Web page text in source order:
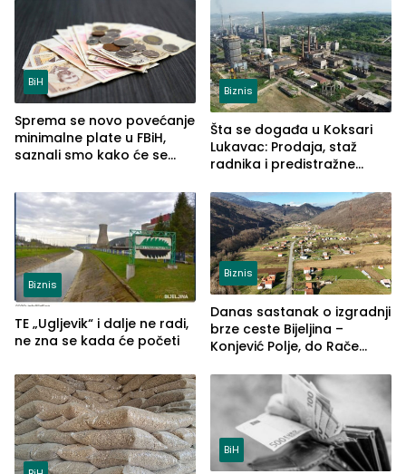
rješenje
BiH
Sprema se novo povećanje
minimalne plate u FBiH,
saznali smo kako će se
Biznis
Šta se događa u Koksari
Lukavac: Prodaja, staž
radnika i predistražne
Biznis
TE „Ugljevik“ i dalje ne radi,
ne zna se kada će početi
Biznis
Danas sastanak o izgradnji
brze ceste Bijeljina –
Konjević Polje, do Rače
radova
BiH